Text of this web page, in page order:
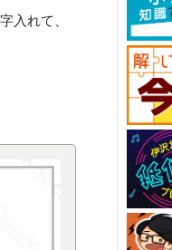
入れて、